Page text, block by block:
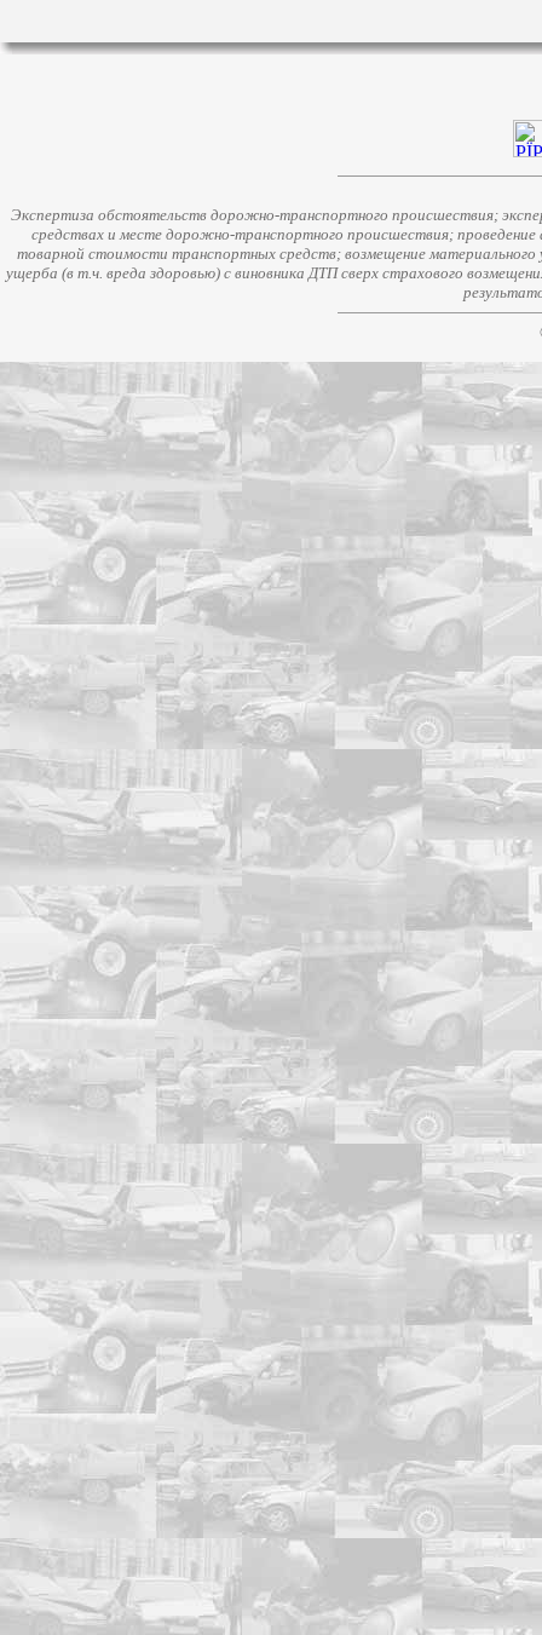
Экспертиза обстоятельств дорожно-транспортного происшествия;
средствах и месте дорожно-транспортного происшествия;
товарной стоимости транспортных средств; возмещение
ущерба (в т.ч. вреда здоровью) с виновника ДТП сверх страхового